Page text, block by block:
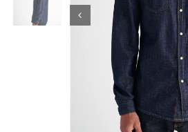
Σχετικά με εμάς